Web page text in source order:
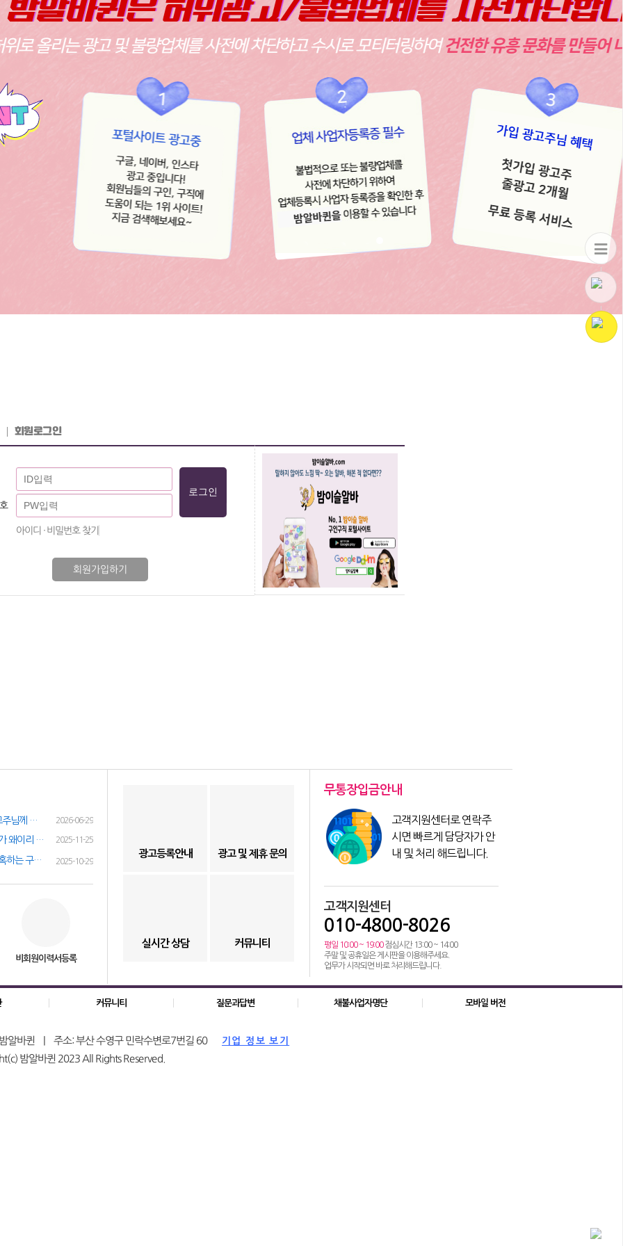
회원로그인
아이디 · 비밀번호 찾기
회원가입하기
여성인재정보 이력서 등록시 유료광고주님께 인재정보 문자갑니다! 2026-06-29
(챗gpt) 요즘 유흥업소 아가씨 구하기가 왜이리 힘들까요? 원인이 무엇이 잇을까요? 2025-11-25
✔️취업사기 과장 구인 광고 구직자 현혹하는 구인광고 주의 하세요!✔️ 2025-10-29
비회원이력서등록
광고등록안내 광고 및 제휴 문의
실시간 상담 커뮤니티
무통장입금안내
고객지원센터로 연락주
시면 빠르게 담당자가 안
내 및 처리 해드립니다.
고객지원센터
010-4800-8026
평일 10:00 ~ 19:00점심시간 13:00 ~ 14:00
주말 및 공휴일은 게시판을 이용해주세요.
업무가 시작되면 바로 처리해드립니다.
커뮤니티 질문과답변 채불사업자명단 모바일 버전
밤알바퀸 | 주소: 부산 수영구 민락수변로7번길 60 기업 정보 보기
밤알바퀸 2023 All Rights Reserved.